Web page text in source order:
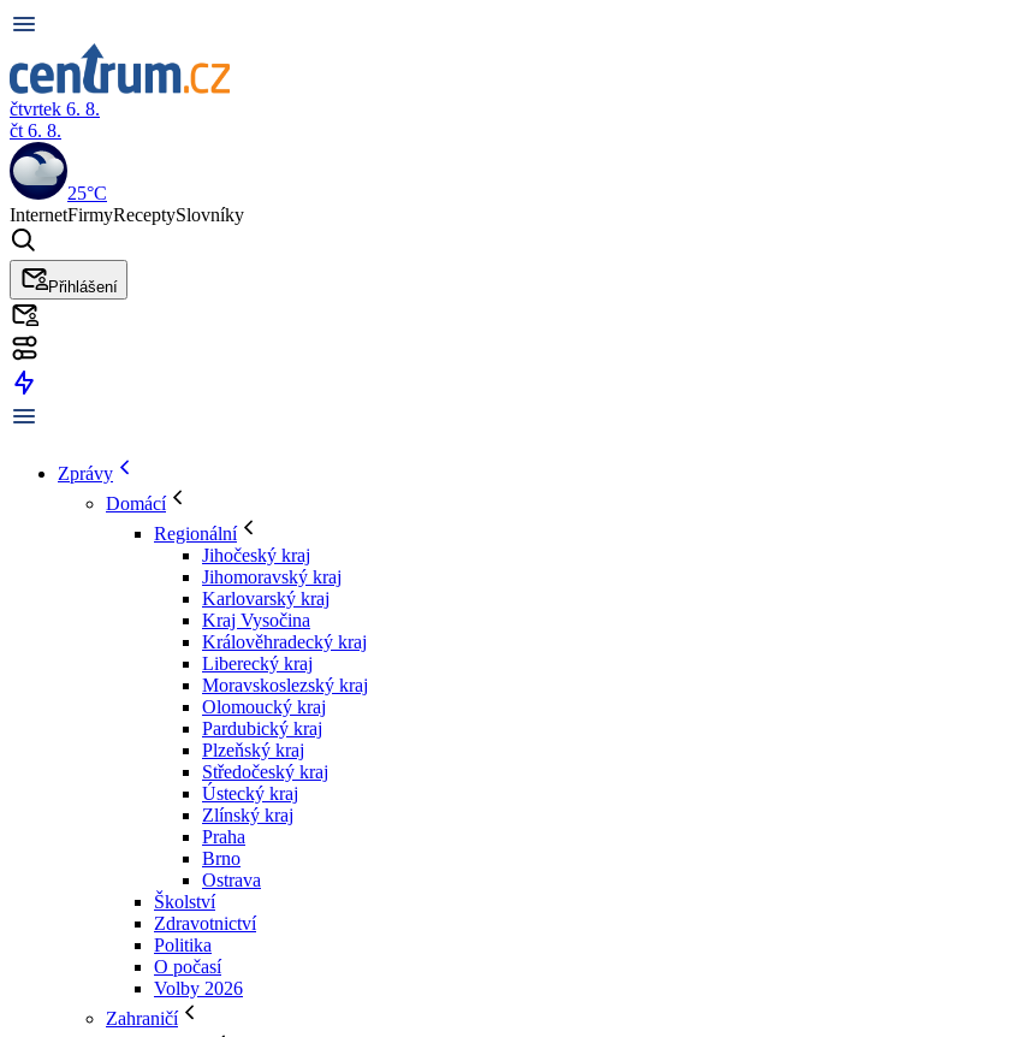
čtvrtek 6. 8.
čt 6. 8.
25°C
InternetFirmyReceptySlovníky
Přihlášení
Zprávy
Domácí
Regionální
Jihočeský kraj
Jihomoravský kraj
Karlovarský kraj
Kraj Vysočina
Králověhradecký kraj
Liberecký kraj
Moravskoslezský kraj
Olomoucký kraj
Pardubický kraj
Plzeňský kraj
Středočeský kraj
Ústecký kraj
Zlínský kraj
Praha
Brno
Ostrava
Školství
Zdravotnictví
Politika
O počasí
Volby 2026
Zahraničí